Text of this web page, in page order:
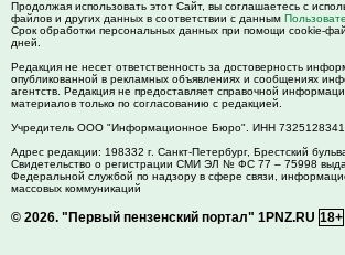
Продолжая использовать этот Сайт, вы соглашаетесь с
файлов и других данных в соответствии с данным
Срок обработки персональных данных при помощи cookie-
дней.
Редакция не несет ответственность за достоверность
опубликованной в рекламных объявлениях и сообщениях
агентств. Редакция не предоставляет справочной
материалов только по согласованию с редакцией.
Учредитель ООО "Информационное Бюро". ИНН
Адрес редакции: 198332 г. Санкт-Петербург, Брестский
Свидетельство о регистрации СМИ ЭЛ № ФС 77 – 75998
Федеральной службой по надзору в сфере связи,
массовых коммуникаций
© 2026. "Первый пензенский портал" 1PNZ.RU 18+